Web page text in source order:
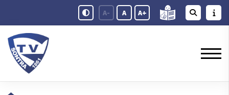
A- A A+